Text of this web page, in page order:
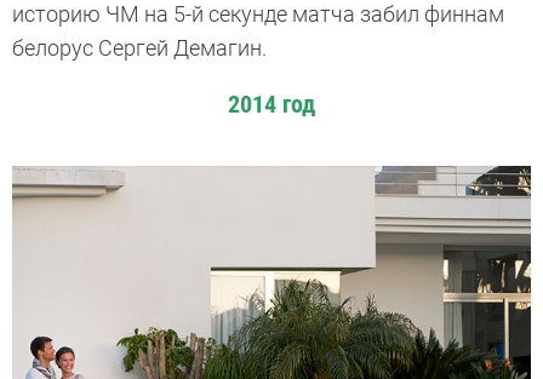
историю ЧМ на 5-й секунде матча забил финнам
белорус Сергей Демагин.
2014 год